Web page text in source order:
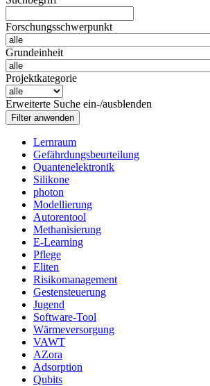
Forschungsschwerpunkt
Grundeinheit
Projektkategorie
Erweiterte Suche ein-/ausblenden
Lernraum
Gefährdungsbeurteilung
Quantenelektronik
Silikone
photon
Modellierung
Autorentool
Methanisierung
E-Learning
Pflege
Eliten
Risikomanagement
Gestensteuerung
Jugend
Software-Tool
Wärmeversorgung
VAWT
AZora
Adsorption
Qubits